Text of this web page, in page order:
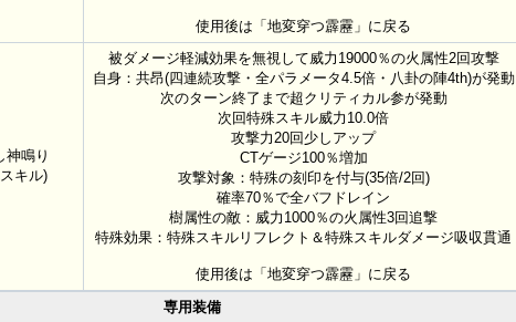
使用後は「地変穿つ霹靂」に戻る
神鳴り
キル)
被ダメージ軽減効果を無視して威力19000％の火属性2回攻撃
自身：共昂(四連続攻撃・全パラメータ4.5倍・八卦の陣4th)が発動
次のターン終了まで超クリティカル参が発動
次回特殊スキル威力10.0倍
攻撃力20回少しアップ
CTゲージ100％増加
攻撃対象：特殊の刻印を付与(35倍/2回)
確率70％で全バフドレイン
樹属性の敵：威力1000％の火属性3回追撃
特殊効果：特殊スキルリフレクト＆特殊スキルダメージ吸収貫通
使用後は「地変穿つ霹靂」に戻る
専用装備